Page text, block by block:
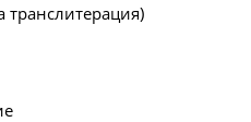
транслитерация)